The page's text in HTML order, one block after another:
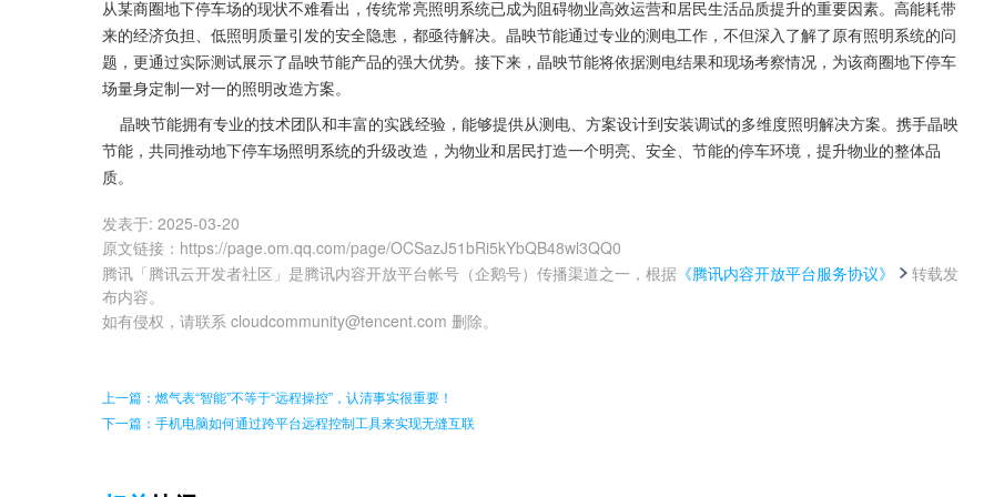
从某商圈地下停车场的现状不难看出，传统常亮照明系统已成为阻碍物业高效运营和居民生活品质提升的重要因素。高能耗带
来的经济负担、低照明质量引发的安全隐患，都亟待解决。晶映节能通过专业的测电工作，不但深入了解了原有照明系统的问
题，更通过实际测试展示了晶映节能产品的强大优势。接下来，晶映节能将依据测电结果和现场考察情况，为该商圈地下停车
场量身定制一对一的照明改造方案。
节能，共同推动地下停车场照明系统的升级改造，为物业和居民打造一个明亮、安全、节能的停车环境，提升物业的整体品
质。
发表于: 2025-03-20
原文链接 ： https://page.om.qq.com/page/OCSazJ51bRi5kYbQB48wl3QQ0
腾讯「腾讯云开发者社区」是腾讯内容开放平台帐号（企鹅号）传播渠道之一，根据 《腾讯内容开放平台服务协议》
转载发
布内容。
如有侵权，请联系 cloudcommunity@tencent.com 删除。
上一篇：燃气表“智能”不等于“远程操控”，认清事实很重要！
下一篇：手机电脑如何通过跨平台远程控制工具来实现无缝互联